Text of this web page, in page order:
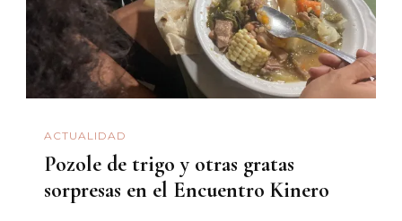
ACTUALIDAD
Pozole de trigo y otras gratas
sorpresas en el Encuentro Kinero